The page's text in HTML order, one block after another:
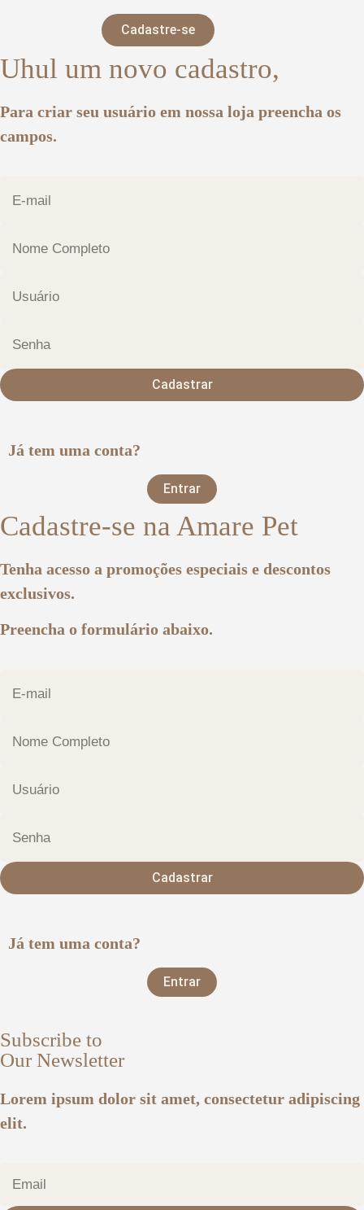
Cadastre-se
Uhul um novo cadastro,
Para criar seu usuário em nossa loja preencha os
campos.
Cadastrar
Já tem uma conta?
Entrar
Cadastre-se na Amare Pet
Tenha acesso a promoções especiais e descontos
exclusivos.
Preencha o formulário abaixo.
Cadastrar
Já tem uma conta?
Entrar
Subscribe to
Our Newsletter
Lorem ipsum dolor sit amet, consectetur adipiscing
elit.